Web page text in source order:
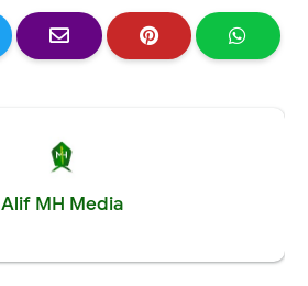
Alif MH Media